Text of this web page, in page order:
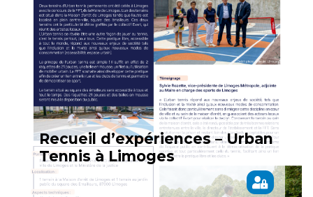
Recueil d’expériences – Urban
Tennis à Limoges